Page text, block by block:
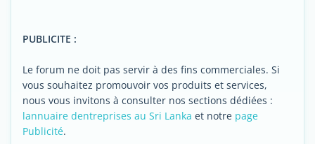
PUBLICITE :
Le forum ne doit pas servir à des fins commerciales. Si
vous souhaitez promouvoir vos produits et services,
nous vous invitons à consulter nos sections dédiées :
lannuaire dentreprises au Sri Lanka et notre page
Publicité.